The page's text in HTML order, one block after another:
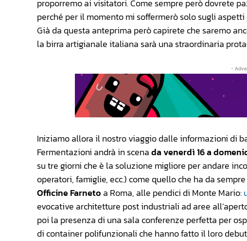
proporremo ai visitatori. Come sempre però dovrete
perché per il momento mi soffermerò solo sugli
Già da questa anteprima però capirete che saremo
la birra artigianale italiana sarà una straordinaria
-
Iniziamo allora il nostro viaggio dalle informazioni di
Fermentazioni andrà in scenada venerdì 16 a
su tre giorni che è la soluzione migliore per andare
operatori, famiglie, ecc.) come quello che ha da
Officine Farneto a Roma, alle pendici di Monte Mario:
evocative architetture post industriali ad aree
poi la presenza di una sala conferenze perfetta per
di container polifunzionali che hanno fatto il loro